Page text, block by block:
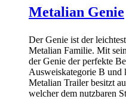
Metalian Genie
Der Genie ist der
Metalian Familie. Mit
der Genie der perfekte
Ausweiskategorie B und
Metalian Trailer besitzt
welcher dem nutzbaren